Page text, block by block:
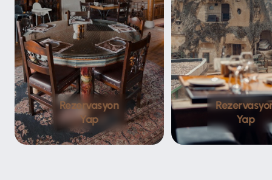
Rezervasyon
Yap
Yap